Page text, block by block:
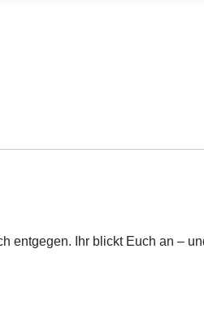
entgegen. Ihr blickt Euch an –